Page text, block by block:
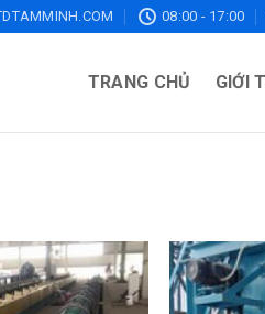
08:00 - 17:00
TRANG CHỦ GIỚI